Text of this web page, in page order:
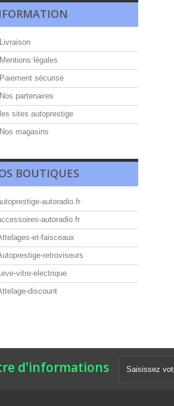
Livraison
Mentions légales
Paiement sécurisé
Nos partenaires
les sites autoprestige
Nos magasins
BOUTIQUES
autoradio.fr
autoradio.fr
et-faisceaux
retroviseurs
vitre-electrique
discount
d'informations